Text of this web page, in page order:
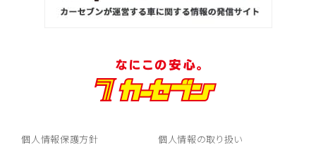
個人情報保護方針 個人情報の取り扱い